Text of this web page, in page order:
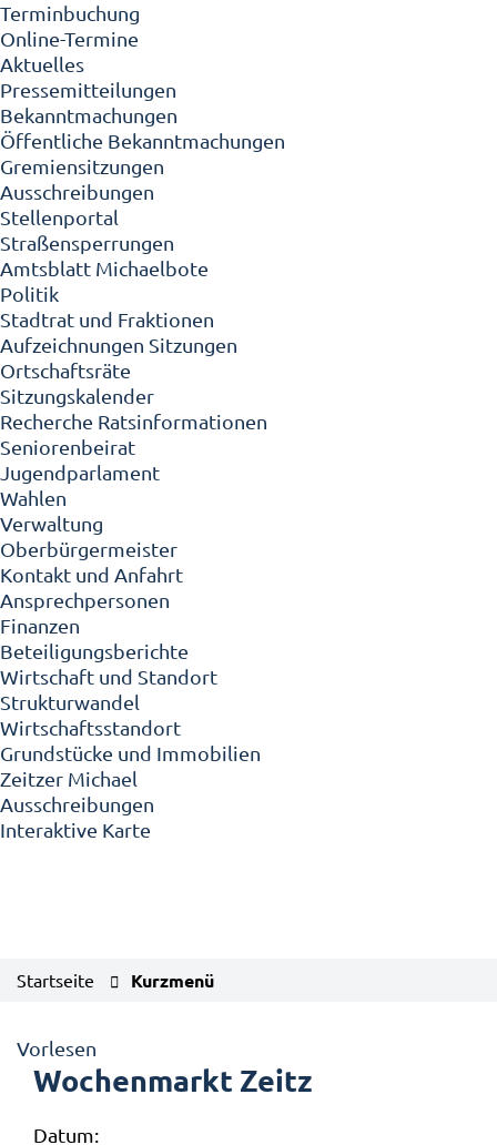
Terminbuchung
Online-Termine
Aktuelles
Pressemitteilungen
Bekanntmachungen
Öffentliche Bekanntmachungen
Gremiensitzungen
Ausschreibungen
Stellenportal
Straßensperrungen
Amtsblatt Michaelbote
Politik
Stadtrat und Fraktionen
Aufzeichnungen Sitzungen
Ortschaftsräte
Sitzungskalender
Recherche Ratsinformationen
Seniorenbeirat
Jugendparlament
Wahlen
Verwaltung
Oberbürgermeister
Kontakt und Anfahrt
Ansprechpersonen
Finanzen
Beteiligungsberichte
Wirtschaft und Standort
Strukturwandel
Wirtschaftsstandort
Grundstücke und Immobilien
Zeitzer Michael
Ausschreibungen
Interaktive Karte
Startseite Kurzmenü
Vorlesen
Wochenmarkt Zeitz
Datum: